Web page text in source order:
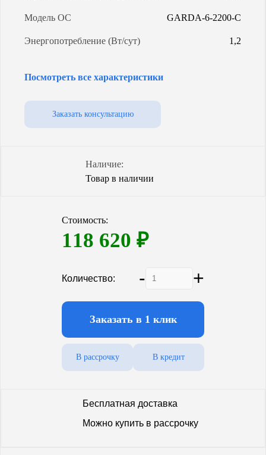
Модель ОС GARDA-6-2200-C
Энергопотребление (Вт/сут) 1,2
Количество насосов
Гарантия (от производителя)
Посмотреть все характеристики
Заказать консультацию
Наличие:
Товар в наличии
Стоимость:
118 620 ₽
Количество: - +
Заказать в 1 клик
В рассрочку В кредит
Бесплатная доставка
Можно купить в рассрочку